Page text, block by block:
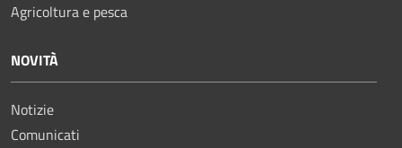
Agricoltura e pesca
NOVITÀ
Notizie
Comunicati